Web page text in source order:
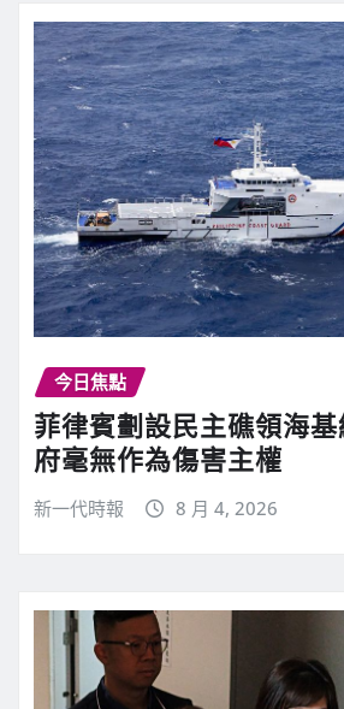
今日焦點
菲律賓劃設民主礁領海
府毫無作為傷害主權
新一代時報 8 月 4, 2026